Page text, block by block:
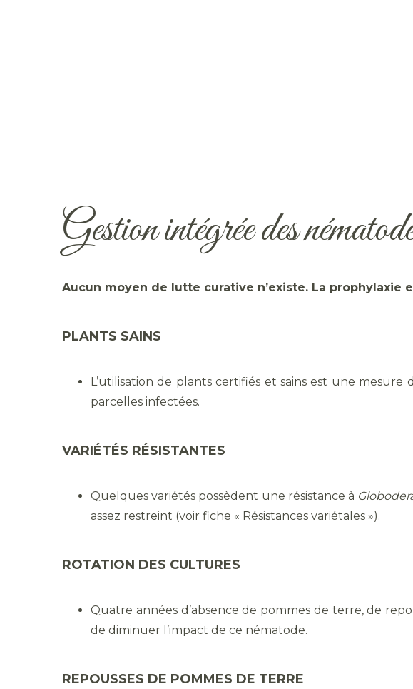
Gestion intégrée des
Aucun moyen de lutte curative n’existe. La
PLANTS SAINS
L’utilisation de plants certifiés et sains est une
parcelles infectées.
VARIÉTÉS RÉSISTANTES
Quelques variétés possèdent une résistance à
assez restreint (voir fiche « Résistances variétales »).
ROTATION DES CULTURES
Quatre années d’absence de pommes de terre, de
de diminuer l’impact de ce nématode.
REPOUSSES DE POMMES DE TERRE